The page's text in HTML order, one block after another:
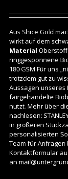
Aus Shice Gold
wirkt auf dem
Material
ringgesponnene
180 GSM Für uns
trotzdem gut zu
Aussagen unseres
fairgehandelte
nutzt. Mehr über
nachlesen:
in größeren
personalisierten
Team für Anfragen
Kontaktformular
an